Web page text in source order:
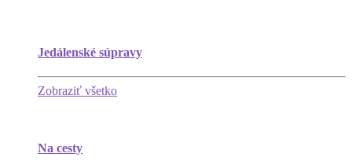
Jedálenské súpravy
Zobraziť všetko
Na cesty